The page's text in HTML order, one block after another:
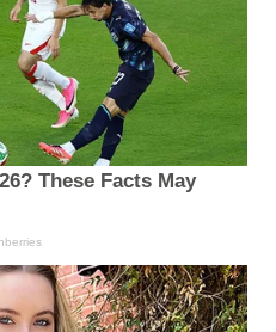
These Facts May